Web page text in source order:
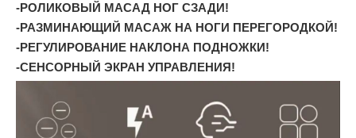
-РОЛИКОВЫЙ МАСАД НОГ СЗАДИ!
-РАЗМИНАЮЩИЙ МАСАЖ НА НОГИ ПЕРЕГОРОДКОЙ!
-РЕГУЛИРОВАНИЕ НАКЛОНА ПОДНОЖКИ!
-СЕНСОРНЫЙ ЭКРАН УПРАВЛЕНИЯ!